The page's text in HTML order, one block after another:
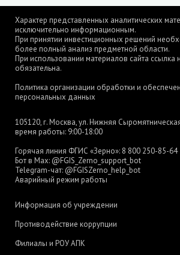
Характер представленных аналитических
исключительно информационным.
При принятии инвестиционных решений
более полный анализ предметной области.
При использовании материалов сайта ссылка
обязательна.
Политика организации обработки и
персональных данных
105120, г. Москва, ул. Нижняя
время работы: 9:00-18:00
Горячая линия ФГИС «Зерно»: 8 800 250-85-64
Бот в Max: @FGIS_Zerno_support_bot
Telegram-чат: @FGISZerno_help_bot
Аварийный режим работы
Информация об учреждении
Противодействие коррупции
Филиалы и РОУ АПК